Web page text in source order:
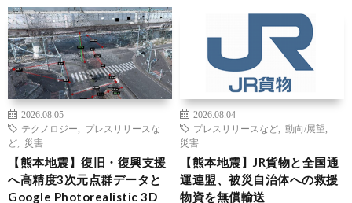
2026.08.05
テクノロジー
プレスリリースな
ど
災害
【熊本地震】復旧・復興支援
へ高精度3次元点群データと
Google Photorealistic 3D
2026.08.04
プレスリリースなど
動向/展望
災害
【熊本地震】JR貨物と全国通
運連盟、被災自治体への救援
物資を無償輸送